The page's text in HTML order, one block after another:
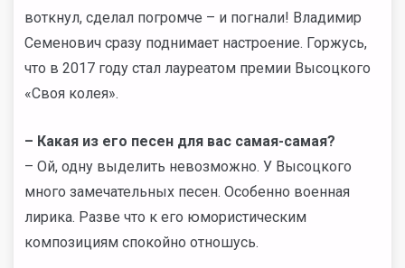
воткнул, сделал погромче – и погнали! Владимир
Семенович сразу поднимает настроение. Горжусь,
что в 2017 году стал лауреатом премии Высоцкого
«Своя колея».
– Какая из его песен для вас самая-самая?
– Ой, одну выделить невозможно. У Высоцкого
много замечательных песен. Особенно военная
лирика. Разве что к его юмористическим
композициям спокойно отношусь.